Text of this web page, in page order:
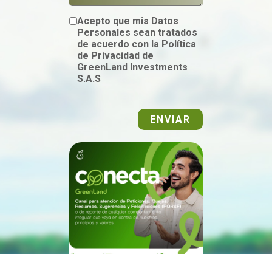
Acepto que mis Datos
Personales sean tratados
de acuerdo con la Política
de Privacidad de
GreenLand Investments
S.A.S
ENVIAR